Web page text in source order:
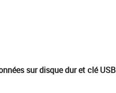
sur disque dur et clé USB